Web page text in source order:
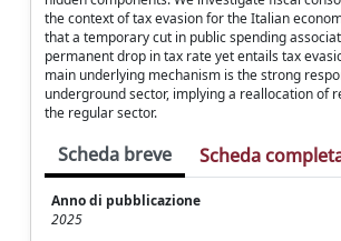
the context of tax evasion for the Italian
that a temporary cut in public spending
permanent drop in tax rate yet entails tax
main underlying mechanism is the strong
underground sector, implying a reallocation of
the regular sector.
Scheda breve Scheda
Anno di pubblicazione
2025